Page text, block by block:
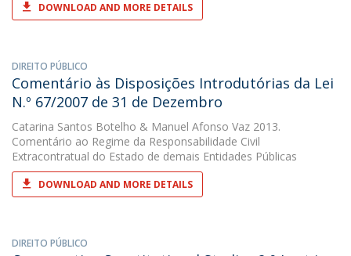
DOWNLOAD AND MORE DETAILS
DIREITO PÚBLICO
Comentário às Disposições Introdutórias da Lei
N.º 67/2007 de 31 de Dezembro
Catarina Santos Botelho & Manuel Afonso Vaz 2013.
Comentário ao Regime da Responsabilidade Civil
Extracontratual do Estado de demais Entidades Públicas
DOWNLOAD AND MORE DETAILS
DIREITO PÚBLICO